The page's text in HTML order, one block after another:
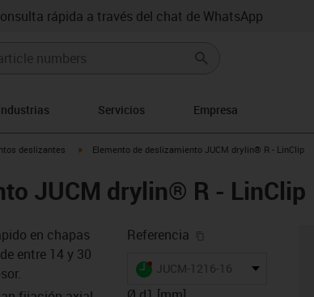
rápida a través del chat de WhatsApp
Servicios Empresa
arrow-right
deslizantes igus-icon-arrow-right
Elemento de deslizamiento JUCM drylin® R - LinClip
JUCM drylin® R - LinClip
en chapas
entre 14 y 30
Referencia
igus-icon-lieferzeit-dot
JUCM-1216-16